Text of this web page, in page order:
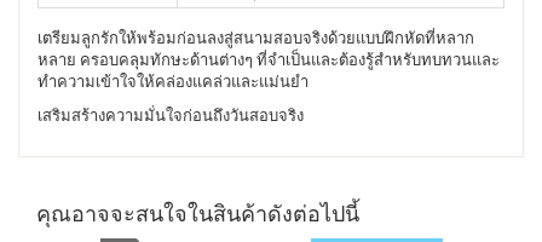
เตรียมลูกรักให้พร้อมก่อนลงสู่สนามสอบจริงด้วยแบบฝึกหัดที่หลาก
หลาย ครอบคลุมทักษะด้านต่างๆ ที่จำเป็นและต้องรู้สำหรับทบทวนและ
ทำความเข้าใจให้คล่องแคล่วและแม่นยำ
เสริมสร้างความมั่นใจก่อนถึงวันสอบจริง
คุณอาจจะสนใจในสินค้าดังต่อไปนี้